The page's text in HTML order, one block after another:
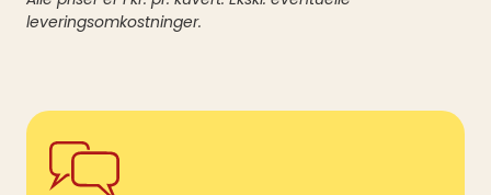
leveringsomkostninger.